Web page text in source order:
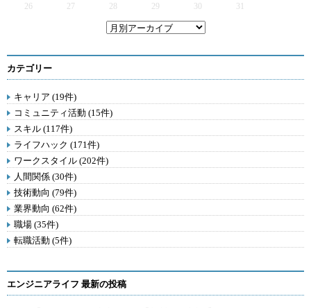
26
27 28 29 30 31
カテゴリー
キャリア (19件)
コミュニティ活動 (15件)
スキル (117件)
ライフハック (171件)
ワークスタイル (202件)
人間関係 (30件)
技術動向 (79件)
業界動向 (62件)
職場 (35件)
転職活動 (5件)
エンジニアライフ 最新の投稿